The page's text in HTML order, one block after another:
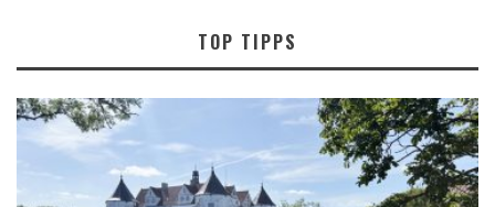
TOP TIPPS